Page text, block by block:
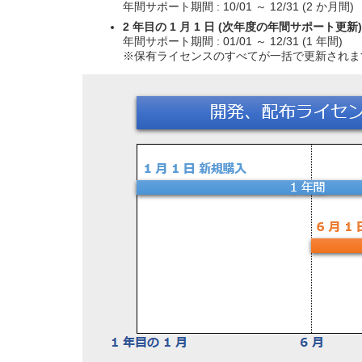
年間サポート期間 : 10/01 ～ 12/31 (2 か月間)
2 年目の 1 月 1 日 (次年度の年間サポート更新)
年間サポート期間 : 01/01 ～ 12/31 (1 年間)
※保有ライセンスのすべてが一括で更新され